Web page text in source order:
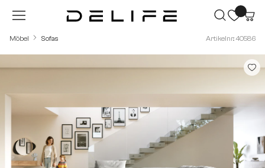
Zum Hauptinhalt springen
Möbel Sofas Artikelnr.: 40586